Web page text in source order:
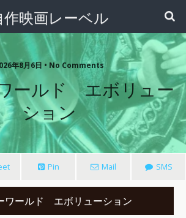
作映画レーベル
年8月6日 • No Comments
ールド エボリュー
ション
Pin Mail SMS
ワールド エボリューション